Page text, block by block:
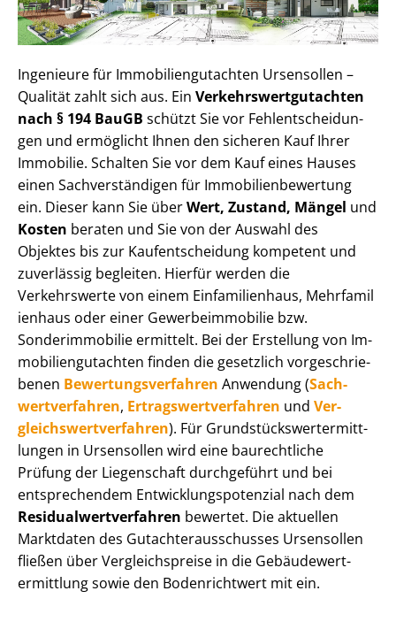
Ingenieure für Im­mo­bi­li­en­gut­ach­ten Ursensollen –
Qualität zahlt sich aus. Ein Ver­kehrs­wert­gut­ach­ten
nach § 194 BauGB schützt Sie vor Fehl­ent­schei­dun­
gen und ermöglicht Ihnen den sicheren Kauf Ihrer
Immobilie. Schalten Sie vor dem Kauf eines Hauses
einen Sach­ver­stän­di­gen für Im­mo­bi­li­en­be­wer­tung
ein. Dieser kann Sie überWert, Zustand, Mängel und
Kosten beraten und Sie von der Auswahl des
Objektes bis zur Kauf­ent­schei­dung kompetent und
zuverlässig begleiten. Hierfür werden die
Verkehrswerte von einem Einfamilienhaus, Mehr­fa­mi­l
i­en­haus oder einer Ge­wer­be­im­mo­bi­lie bzw.
Sonderimmobilie ermittelt. Bei der Erstellung von Im­
mo­bi­li­en­gut­ach­ten finden die gesetzlich vor­ge­schrie­
be­nen Be­wer­tungs­ver­fah­ren Anwendung (Sach­
wert­ver­fah­ren, Er­trags­wert­ver­fah­ren und Ver­
gleichs­wert­ver­fah­ren). Für Grund­stücks­wert­ermitt­
lun­gen in Ursensollen wird eine baurechtliche
Prüfung der Liegenschaft durchgeführt und bei
entsprechendem Ent­wick­lungs­po­ten­zi­al nach dem
Re­si­du­al­wert­ver­fah­ren bewertet. Die aktuellen
Marktdaten des Gut­ach­ter­aus­schus­ses Ursensollen
fließen über Ver­gleichs­prei­se in die Ge­bäu­de­wert­
ermitt­lung sowie den Bodenrichtwert mit ein.